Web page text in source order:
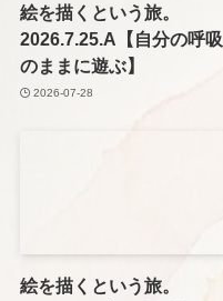
絵を描くという旅。
2026.7.25.A【自分の呼吸
のままに遊ぶ】
2026-07-28
絵を描くという旅。